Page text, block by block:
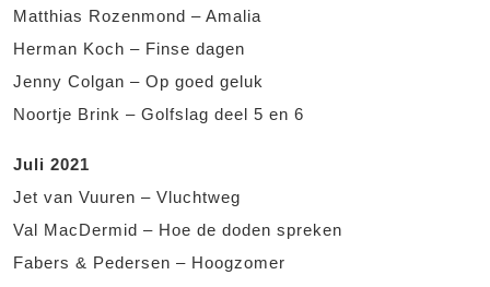
Matthias Rozenmond – Amalia
Herman Koch – Finse dagen
Jenny Colgan – Op goed geluk
Noortje Brink – Golfslag deel 5 en 6
Juli 2021
Jet van Vuuren – Vluchtweg
Val MacDermid – Hoe de doden spreken
Fabers & Pedersen – Hoogzomer